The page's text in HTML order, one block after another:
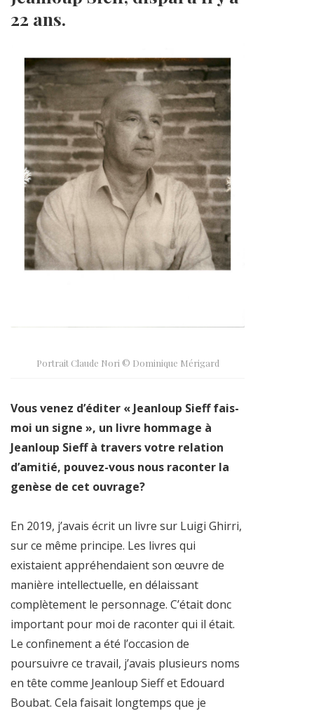
22 ans.
Portrait Claude Nori © Dominique Mérigard
Vous venez d’éditer « Jeanloup Sieff fais-
moi un signe », un livre hommage à
Jeanloup Sieff à travers votre relation
d’amitié, pouvez-vous nous raconter la
genèse de cet ouvrage?
En 2019, j’avais écrit un livre sur Luigi Ghirri,
sur ce même principe. Les livres qui
existaient appréhendaient son œuvre de
manière intellectuelle, en délaissant
complètement le personnage. C’était donc
important pour moi de raconter qui il était.
Le confinement a été l’occasion de
poursuivre ce travail, j’avais plusieurs noms
en tête comme Jeanloup Sieff et Edouard
Boubat. Cela faisait longtemps que je